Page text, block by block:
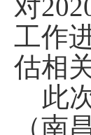
对
工作
估相
此
（南